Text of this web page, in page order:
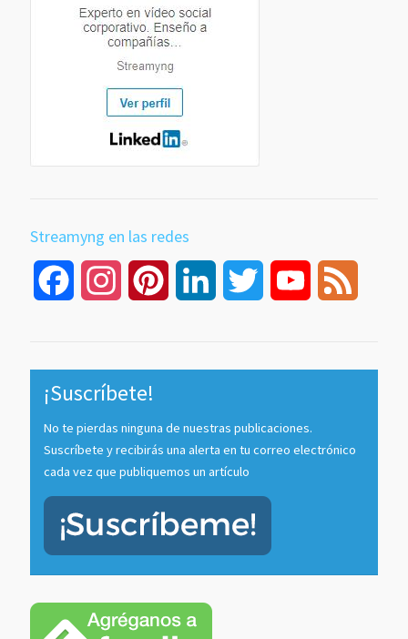
Streamyng en las redes
Facebook InstagramPinterest LinkedIn Twitter YouTube
¡Suscríbete!
No te pierdas ninguna de nuestras publicaciones.
Suscríbete y recibirás una alerta en tu correo electrónico
cada vez que publiquemos un artículo